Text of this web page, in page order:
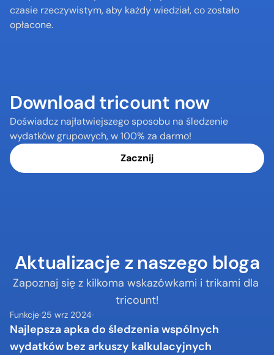
czasie rzeczywistym, aby każdy wiedział, co zostało
opłacone.
Download tricount now
Doświadcz najłatwiejszego sposobu na śledzenie
wydatków grupowych, w 100% za darmo!
Zacznij
Aktualizacje z naszego bloga
Zapoznaj się z kilkoma wskazówkami i trikami dla
tricount!
Funkcje 25 wrz 2024
Najlepsza apka do śledzenia wspólnych
wydatków bez arkuszy kalkulacyjnych